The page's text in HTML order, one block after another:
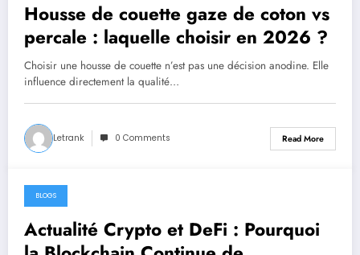
Housse de couette gaze de coton vs
percale : laquelle choisir en 2026 ?
Choisir une housse de couette n’est pas une décision anodine. Elle
influence directement la qualité…
Letrank 0 Comments Read More
July 9, 2026
BLOGS
Actualité Crypto et DeFi : Pourquoi